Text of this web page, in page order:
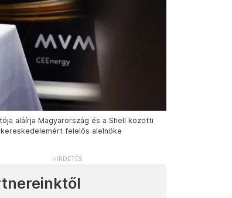
aláírja Magyarország és a Shell közötti
felelős alelnöke